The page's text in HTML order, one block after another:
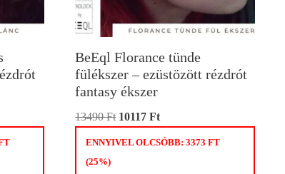
BeEql Florance tünde
fülékszer – ezüstözött rézdrót
fantasy ékszer
13490Ft 10117Ft
ENNYIVEL OLCSÓBB:3373FT
(25%)